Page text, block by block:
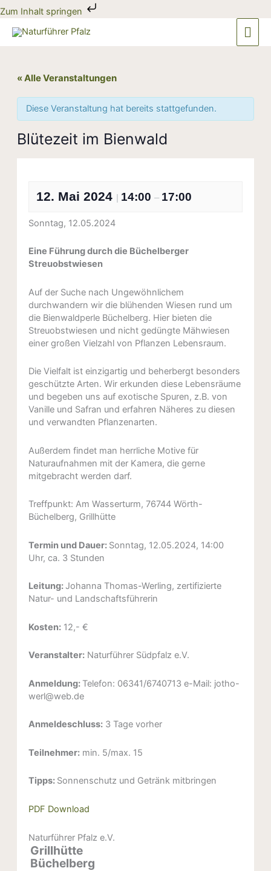
Zum Inhalt springen
Zum
Inhalt
springen
« Alle Veranstaltungen
Diese Veranstaltung hat bereits stattgefunden.
Blütezeit im Bienwald
12. Mai 2024 | 14:00– 17:00
Sonntag, 12.05.2024
Eine Führung durch die Büchelberger
Streuobstwiesen
Auf der Suche nach Ungewöhnlichem
durchwandern wir die blühenden Wiesen rund um
die Bienwaldperle Büchelberg. Hier bieten die
Streuobstwiesen und nicht gedüngte Mähwiesen
einer großen Vielzahl von Pflanzen Lebensraum.
Die Vielfalt ist einzigartig und beherbergt besonders
geschützte Arten. Wir erkunden diese Lebensräume
und begeben uns auf exotische Spuren, z.B. von
Vanille und Safran und erfahren Näheres zu diesen
und verwandten Pflanzenarten.
Außerdem findet man herrliche Motive für
Naturaufnahmen mit der Kamera, die gerne
mitgebracht werden darf.
Treffpunkt: Am Wasserturm, 76744 Wörth-
Büchelberg, Grillhütte
Termin und Dauer: Sonntag, 12.05.2024, 14:00
Uhr, ca. 3 Stunden
Leitung: Johanna Thomas-Werling, zertifizierte
Natur- und Landschaftsführerin
Kosten: 12,- €
Veranstalter: Naturführer Südpfalz e.V.
Anmeldung: Telefon: 06341/6740713 e-Mail: jotho-
werl@web.de
Anmeldeschluss: 3 Tage vorher
Teilnehmer: min. 5/max. 15
Tipps: Sonnenschutz und Getränk mitbringen
PDF Download
Naturführer Pfalz e.V.
Grillhütte
Büchelberg